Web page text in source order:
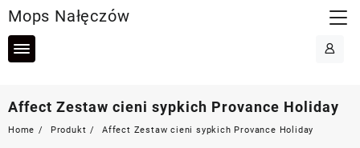
to
content
Mops Nałęczów
Affect Zestaw cieni sypkich Provance Holiday
Home Produkt Affect Zestaw cieni sypkich Provance Holiday